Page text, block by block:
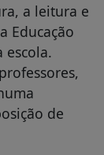
a leitura e
Educação
escola.
de